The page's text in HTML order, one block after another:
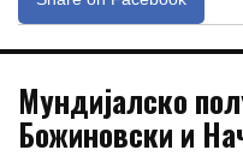
Мундијалско
Божиновски и